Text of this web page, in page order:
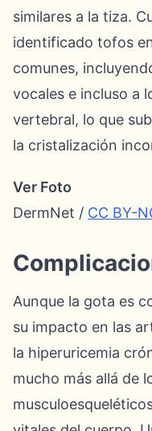
similares a la tiza.
identificado tofos
comunes,
vocales e incluso a
vertebral, lo que
la cristalización
Ver Foto
DermNet / CC BY-
Aunque la gota es
su impacto en las
la hiperuricemia
mucho más allá de